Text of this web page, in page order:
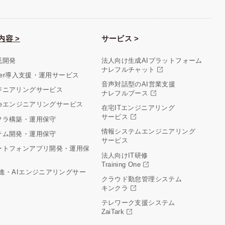
容 >
開発
導入支援・運用サービス
ニアリングサービス
エンジニアリングサービス
ラ構築・運用保守
ム開発・運用保守
トフォンアプリ開発・運用保
・AIエンジニアリングサー
サービス >
法人向け生成AIプラットフォーム
ナレフルチャット
音声対話型のAI営業支援
ナレフルブース
在宅ITエンジニアリング
サービス
情報システムエンジニアリング
サービス
法人向けIT研修
Training One
クラウド勤怠管理システム
キンクラ
テレワーク支援システム
ZaiTark